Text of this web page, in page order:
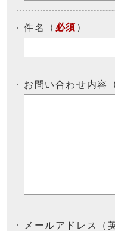
件名 （ 必須 ）
お問い合わせ内容
メールアドレス（